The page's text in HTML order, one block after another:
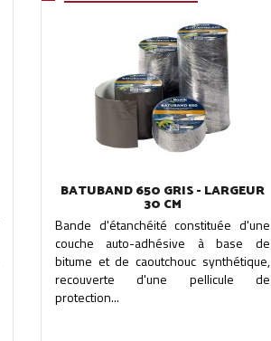
BATUBAND 650 GRIS - LARGEUR
30 CM
Bande d'étanchéité constituée d'une
couche auto-adhésive à base de
bitume et de caoutchouc synthétique,
recouverte d'une pellicule de
protection...